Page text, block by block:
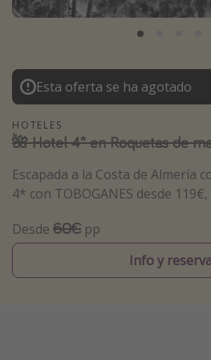
Marruecos
México
Tailandia
Maldivas
Albania
Inspiración para viajes
Camping
Glamping
Viajes en tren
Esta oferta se ha agotado
HOTELES
🌺 Hotel 4* en Roquetas de
Escapada a la Costa de Almería
4* con TOBOGANES desde
Desde 60€ pp
Info y